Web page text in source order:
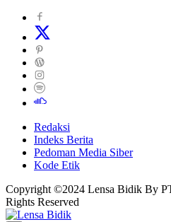
Redaksi
Indeks Berita
Pedoman Media Siber
Kode Etik
Copyright ©2024 Lensa Bidik By
Rights Reserved